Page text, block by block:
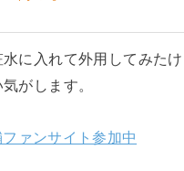
に入れて外用してみた
がします。
ァンサイト参加中